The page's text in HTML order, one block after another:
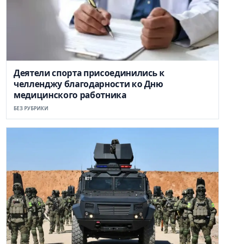
Деятели спорта присоединились к
челленджу благодарности ко Дню
медицинского работника
БЕЗ РУБРИКИ